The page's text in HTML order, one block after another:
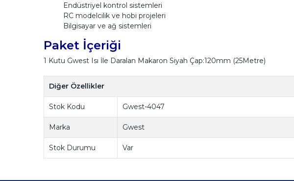
Endüstriyel kontrol sistemleri
RC modelcilik ve hobi projeleri
Bilgisayar ve ağ sistemleri
Paket İçeriği
1 Kutu Gwest Isı İle Daralan Makaron Siyah Çap:120mm (25Metre)
Diğer Özellikler
Stok Kodu Gwest-4047
Marka Gwest
Stok Durumu Var